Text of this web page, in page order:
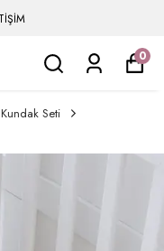
0
Seti